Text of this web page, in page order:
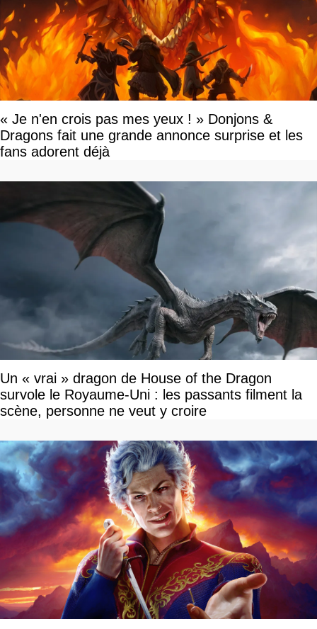
« Je n'en crois pas mes yeux ! » Donjons &
Dragons fait une grande annonce surprise et les
fans adorent déjà
Un « vrai » dragon de House of the Dragon
survole le Royaume-Uni : les passants filment la
scène, personne ne veut y croire